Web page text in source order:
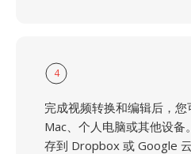
4
完成视频转换和编辑后，
Mac、个人电脑或其他设
存到 Dropbox 或 Google 云